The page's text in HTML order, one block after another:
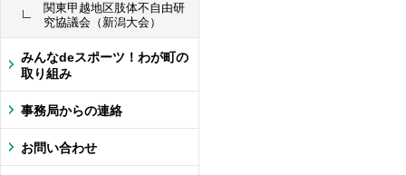
関東甲越地区肢体不自由研
究協議会（新潟大会）
みんなdeスポーツ！わが町の
取り組み
事務局からの連絡
お問い合わせ